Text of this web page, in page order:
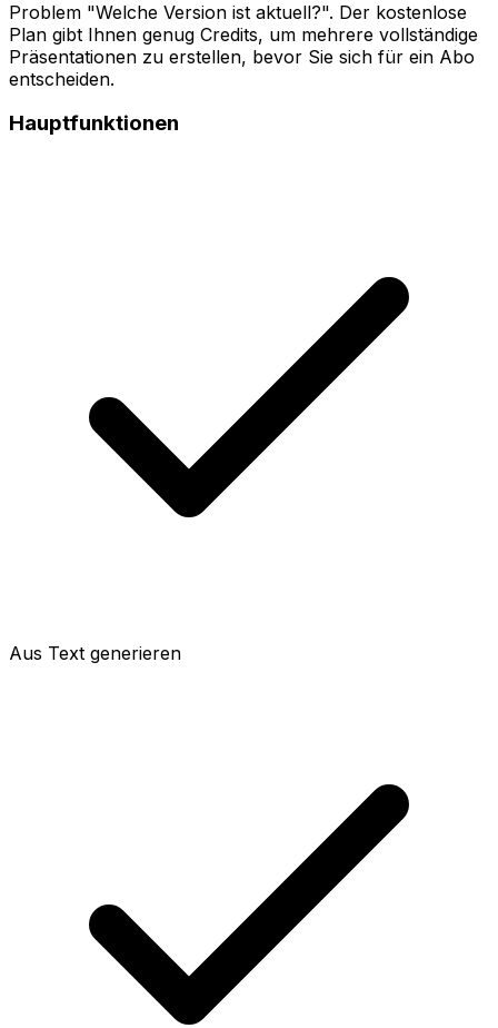
Problem "Welche Version ist aktuell?". Der kostenlose
Plan gibt Ihnen genug Credits, um mehrere vollständige
Präsentationen zu erstellen, bevor Sie sich für ein Abo
entscheiden.
Hauptfunktionen
Aus Text generieren